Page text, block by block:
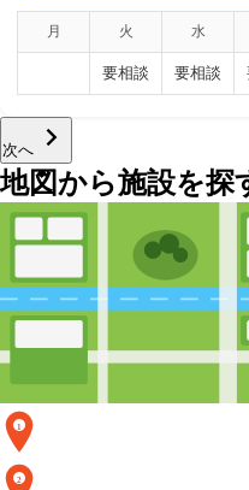
月 火 水
要相談 要相談
次へ
地図から施設を探
1
2